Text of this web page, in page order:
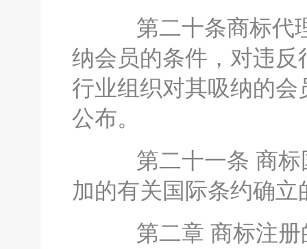
第二十条商标代
纳会员的条件，对违
行业组织对其吸纳的
公布。
第二十一条 商标
加的有关国际条约确
第二章 商标注册